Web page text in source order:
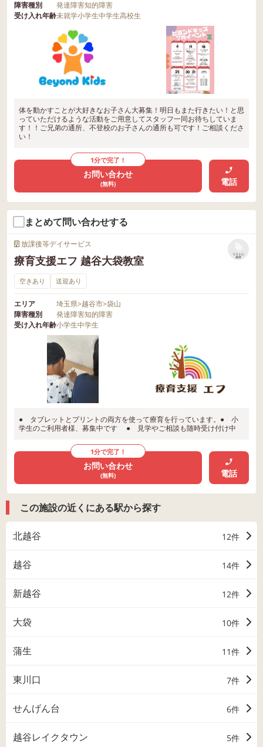
障害種別 発達障害知的障害
受け入れ年齢未就学小学生中学生高校生
体を動かすことが大好きなお子さん大募集！明日もまた行きたい！と思
っていただけるような活動をご用意してスタッフ一同お待ちしていま
す！！ご兄弟の通所、不登校のお子さんの通所も可です！ご相談くださ
い！
1分で完了！
お問い合わせ
(無料) 電話
まとめて問い合わせする
放課後等デイサービス
療育支援エフ 越谷大袋教室
リストに
保存
空きあり 送迎あり
エリア 埼玉県>越谷市>袋山
障害種別
発達障害知的障害
受け入れ年齢小学生中学生
● タブレットとプリントの両方を使って療育を行っています。● 小
学生のご利用者様、募集中です ● 見学やご相談も随時受け付け中
1分で完了！
お問い合わせ
(無料) 電話
この施設の近くにある駅から探す
北越谷 12件
越谷 14件
新越谷 12件
大袋 10件
蒲生 11件
東川口 7件
せんげん台 6件
越谷レイクタウン 5件